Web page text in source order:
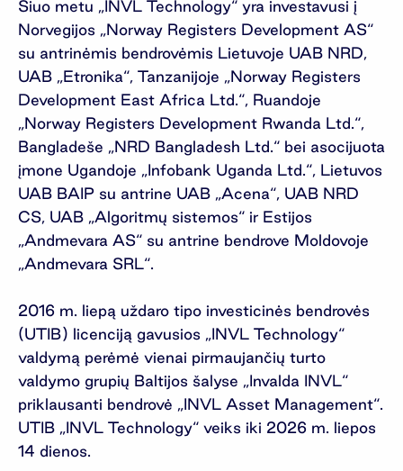
Šiuo metu „INVL Technology“ yra investavusi į
Norvegijos „Norway Registers Development AS“
su antrinėmis bendrovėmis Lietuvoje UAB NRD,
UAB „Etronika“, Tanzanijoje „Norway Registers
Development East Africa Ltd.“, Ruandoje
„Norway Registers Development Rwanda Ltd.“,
Bangladeše „NRD Bangladesh Ltd.“ bei asocijuota
įmone Ugandoje „Infobank Uganda Ltd.“, Lietuvos
UAB BAIP su antrine UAB „Acena“, UAB NRD
CS, UAB „Algoritmų sistemos“ ir Estijos
„Andmevara AS“ su antrine bendrove Moldovoje
„Andmevara SRL“.
2016 m. liepą uždaro tipo investicinės bendrovės
(UTIB) licenciją gavusios „INVL Technology“
valdymą perėmė vienai pirmaujančių turto
valdymo grupių Baltijos šalyse „Invalda INVL“
priklausanti bendrovė „INVL Asset Management“.
UTIB „INVL Technology“ veiks iki 2026 m. liepos
14 dienos.